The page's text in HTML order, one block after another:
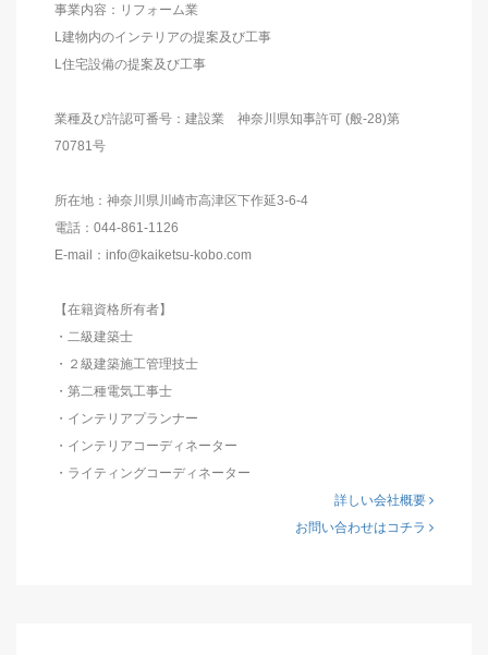
事業内容：リフォーム業
L建物内のインテリアの提案及び工事
L住宅設備の提案及び工事
業種及び許認可番号：建設業 神奈川県知事許可 (般-28)第
70781号
所在地：神奈川県川崎市高津区下作延3-6-4
電話：044-861-1126
E-mail：info@kaiketsu-kobo.com
【在籍資格所有者】
・二級建築士
・２級建築施工管理技士
・第二種電気工事士
・インテリアプランナー
・インテリアコーディネーター
・ライティングコーディネーター
詳しい会社概要
お問い合わせはコチラ